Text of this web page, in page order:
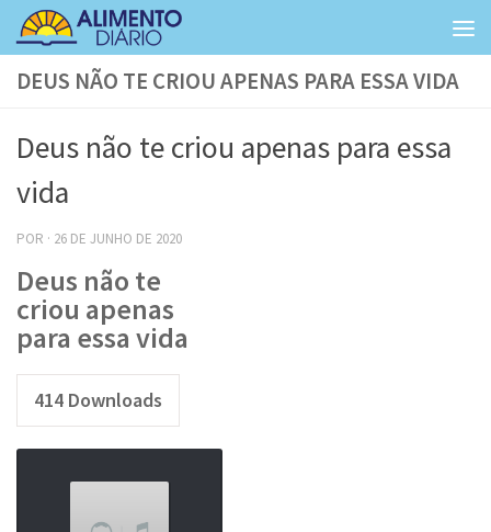
Skip to content
DEUS NÃO TE CRIOU APENAS PARA ESSA VIDA
Deus não te criou apenas para essa
vida
POR · 26 DE JUNHO DE 2020
Deus não te
criou apenas
para essa vida
414 Downloads